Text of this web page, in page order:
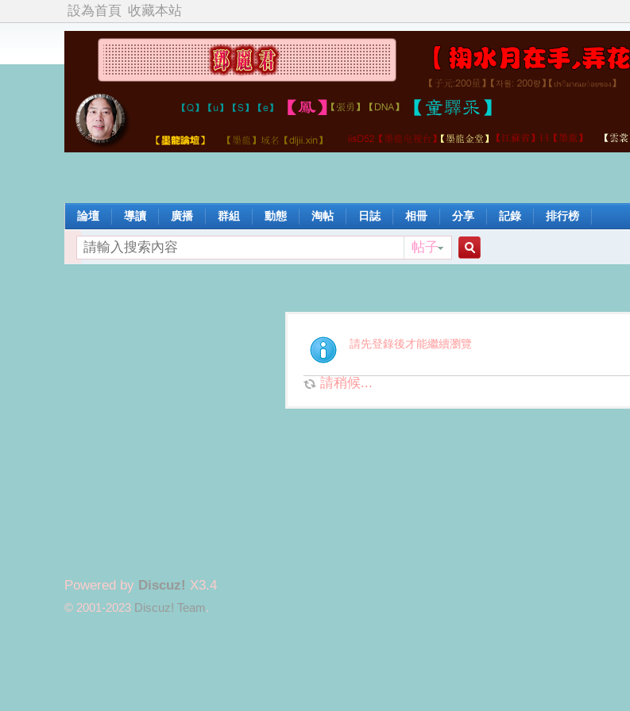
設為首頁 收藏本站
論壇 導讀 廣播 群組 動態 淘帖 日誌 相冊 分享 記錄 排行榜
帖子
索
請先登錄後才能繼續瀏覽
請稍候...
Powered by Discuz! X3.4
© 2001-2023 Discuz! Team.